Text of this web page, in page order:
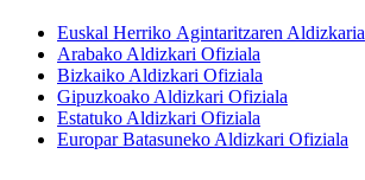
Euskal Herriko Agintaritzaren Aldizkaria
Arabako Aldizkari Ofiziala
Bizkaiko Aldizkari Ofiziala
Gipuzkoako Aldizkari Ofiziala
Estatuko Aldizkari Ofiziala
Europar Batasuneko Aldizkari Ofiziala